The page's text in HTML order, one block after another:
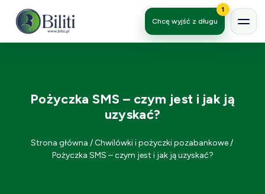
Chcę wyjść z długu
1
Pożyczka SMS – czym jest i jak ją
uzyskać?
Strona główna /Chwilówki i pożyczki pozabankowe/
Pożyczka SMS – czym jest i jak ją uzyskać?